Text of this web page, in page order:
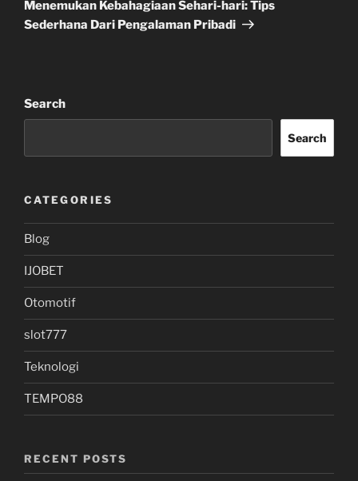
Menemukan Kebahagiaan Sehari-hari: Tips
Sederhana Dari Pengalaman Pribadi
Search
Search
CATEGORIES
Blog
IJOBET
Otomotif
slot777
Teknologi
TEMPO88
RECENT POSTS